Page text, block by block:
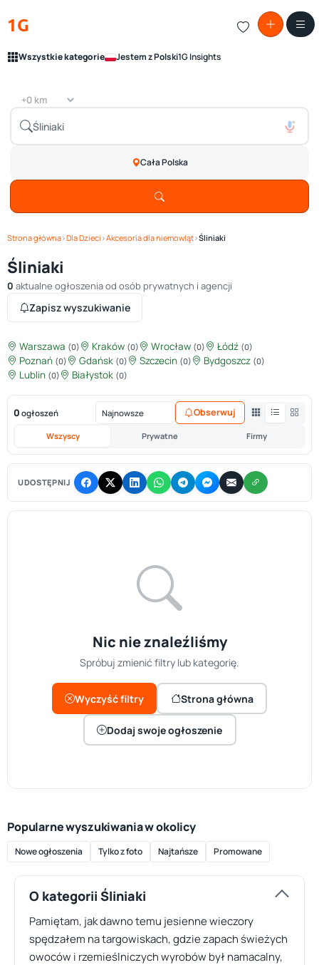
1G
Wszystkie kategorie Jestem z Polski1G Insights
Cała Polska
Strona główna›Dla Dzieci ›Akcesoria dla niemowląt›Śliniaki
Śliniaki
0 aktualne ogłoszenia od osób prywatnych i agencji
Zapisz wyszukiwanie
Warszawa (0) Kraków (0) Wrocław (0) Łódź (0)
Poznań (0) Gdańsk (0) Szczecin (0) Bydgoszcz (0)
Lublin (0) Białystok (0)
0 ogłoszeń
Wszyscy Prywatne Firmy
Obserwuj
UDOSTĘPNIJ
Nic nie znaleźliśmy
Spróbuj zmienić filtry lub kategorię.
Wyczyść filtry Strona główna
Dodaj swoje ogłoszenie
Popularne wyszukiwania w okolicy
Nowe ogłoszenia Tylko z foto Najtańsze Promowane
O kategorii Śliniaki
Pamiętam, jak dawno temu jesienne wieczory
spędzałem na targowiskach, gdzie zapach świeżych
owoców i rzemieślniczych wyrobów był namacalny,